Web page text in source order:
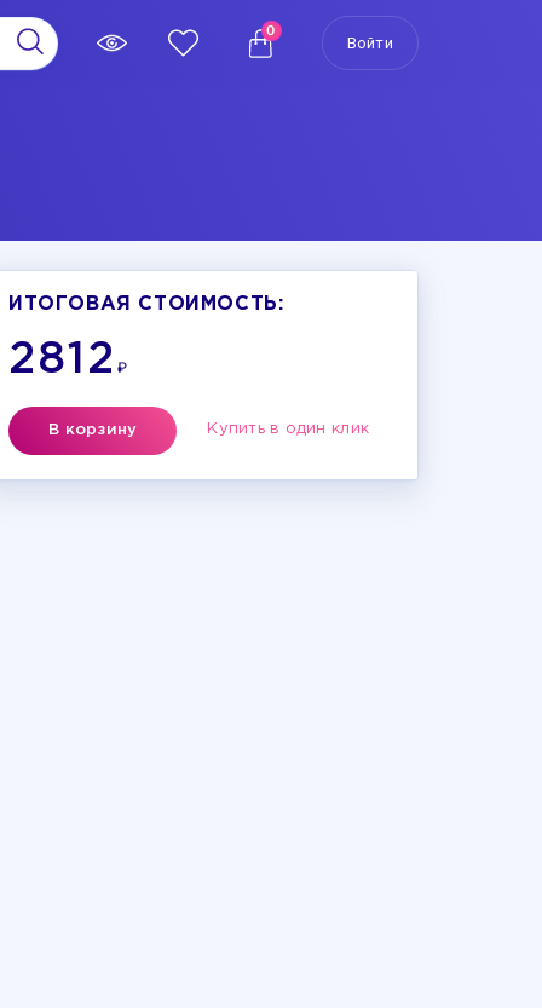
0
Войти
ИТОГОВАЯ СТОИМОСТЬ:
2812 ₽
В корзину Купить в один клик